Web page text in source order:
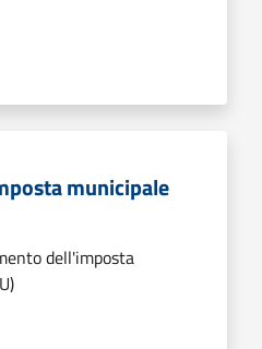
municipale
dell'imposta